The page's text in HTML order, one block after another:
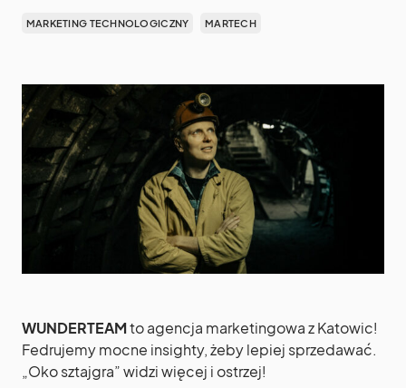
MARKETING TECHNOLOGICZNY MARTECH
WUNDERTEAMto agencja marketingowa z Katowic!
Fedrujemy mocne insighty, żeby lepiej sprzedawać.
„Oko sztajgra” widzi więcej i ostrzej!